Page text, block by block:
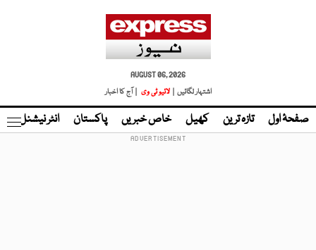
AUGUST 06, 2026
اشتہار لگائیں |
لائیو ٹی وی | آج کا اخبار
صفحۂ اول تازہ ترین کھیل خاص خبریں پاکستان انٹر نیشنل